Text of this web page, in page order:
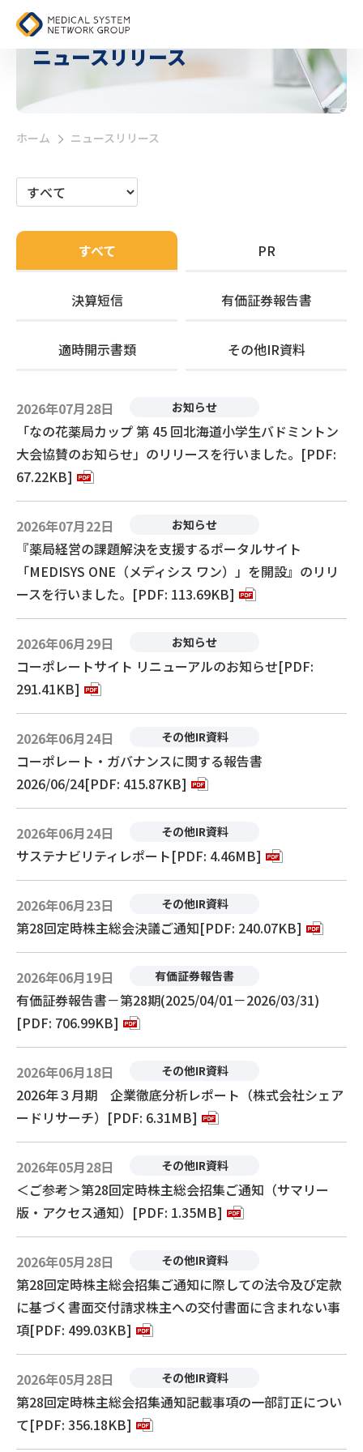
ニュースリリース
ホーム >
ニュースリリース
すべて PR
決算短信 有価証券報告書
適時開示書類 その他IR資料
2026年07月28日 お知らせ
「なの花薬局カップ 第 45 回北海道小学生バドミントン
大会協賛のお知らせ」のリリースを行いました。[PDF:
67.22KB]
2026年07月22日 お知らせ
『薬局経営の課題解決を支援するポータルサイト
「MEDISYS ONE（メディシス ワン）」を開設』のリリ
ースを行いました。[PDF: 113.69KB]
2026年06月29日 お知らせ
コーポレートサイト リニューアルのお知らせ[PDF:
291.41KB]
2026年06月24日 その他IR資料
コーポレート・ガバナンスに関する報告書
2026/06/24[PDF: 415.87KB]
2026年06月24日 その他IR資料
サステナビリティレポート[PDF: 4.46MB]
2026年06月23日 その他IR資料
第28回定時株主総会決議ご通知[PDF: 240.07KB]
2026年06月19日 有価証券報告書
有価証券報告書－第28期(2025/04/01－2026/03/31)
[PDF: 706.99KB]
2026年06月18日 その他IR資料
2026年３月期 企業徹底分析レポート（株式会社シェア
ードリサーチ）[PDF: 6.31MB]
2026年05月28日 その他IR資料
＜ご参考＞第28回定時株主総会招集ご通知（サマリー
版・アクセス通知）[PDF: 1.35MB]
2026年05月28日 その他IR資料
第28回定時株主総会招集ご通知に際しての法令及び定款
に基づく書面交付請求株主への交付書面に含まれない事
項[PDF: 499.03KB]
2026年05月28日 その他IR資料
第28回定時株主総会招集通知記載事項の一部訂正につい
て[PDF: 356.18KB]